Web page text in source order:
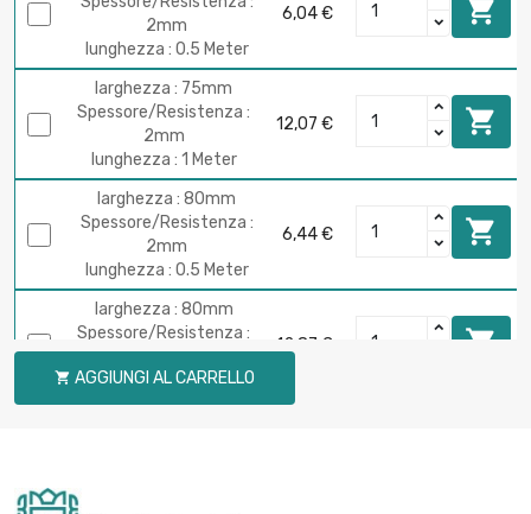
2mm
lunghezza : 0.5 Meter
6,04 € 
larghezza : 75mm
Spessore/Resistenza :
2mm
lunghezza : 1 Meter
12,07 € 
larghezza : 80mm
Spessore/Resistenza :
2mm
lunghezza : 0.5 Meter
6,44 € 
larghezza : 80mm
Spessore/Resistenza :
2mm
lunghezza : 1 Meter
12,87 € 
 AGGIUNGI AL CARRELLO